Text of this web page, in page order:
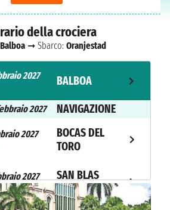
della crociera
Balboa ➞ Sbarco: Oranjestad
2027
BALBOA
2027 NAVIGAZIONE
2027
BOCAS DEL
TORO
2027
SAN BLAS
ISLAND